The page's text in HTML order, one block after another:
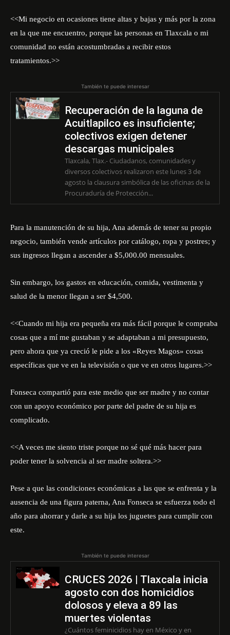
<<Mi negocio en ocasiones tiene altas y bajas y más por la zona
en la que me encuentro, porque las personas en Tlaxcala o mi
comunidad no están acostumbradas a recibir estos
tratamientos.>>
También te puede interesar
Recuperación de la laguna de
Acuitlapilco es insuficiente;
colectivos exigen detener
descargas municipales
Tlaxcala, Tlax.- Ciudadanos, comunidades y
diversos colectivos realizaron este lunes 3 de
agosto la clausura simbólica de las oficinas de la
Procuraduría de Protección...
Para la manutención de su hija, Ana además de tener su propio
negocio, también vende artículos por catálogo, ropa y postres; y
sus ingresos llegan a ascender a $5,000.00 mensuales.
Sin embargo, los gastos en educación, comida, vestimenta y
salud de la menor llegan a ser $4,500.
<<Cuando mi hija era pequeña era más fácil porque le compraba
cosas que a mí me gustaban y se adaptaban a mi presupuesto,
pero ahora que ya creció le pide a los «Reyes Magos» cosas
específicas que ve en la televisión o que ve en otros lugares.>>
Fonseca compartió para este medio que ser madre y no contar
con un apoyo económico por parte del padre de su hija es
complicado.
<<A veces me siento triste porque no sé qué más hacer para
poder tener la solvencia al ser madre soltera.>>
Pese a que las condiciones económicas a las que se enfrenta y la
ausencia de una figura paterna, Ana Fonseca se esfuerza todo el
año para ahorrar y darle a su hija los juguetes para cumplir con
este.
También te puede interesar
CRUCES 2026 | Tlaxcala inicia
agosto con dos homicidios
dolosos y eleva a 89 las
muertes violentas
¿Cuántos feminicidios hay en México y en